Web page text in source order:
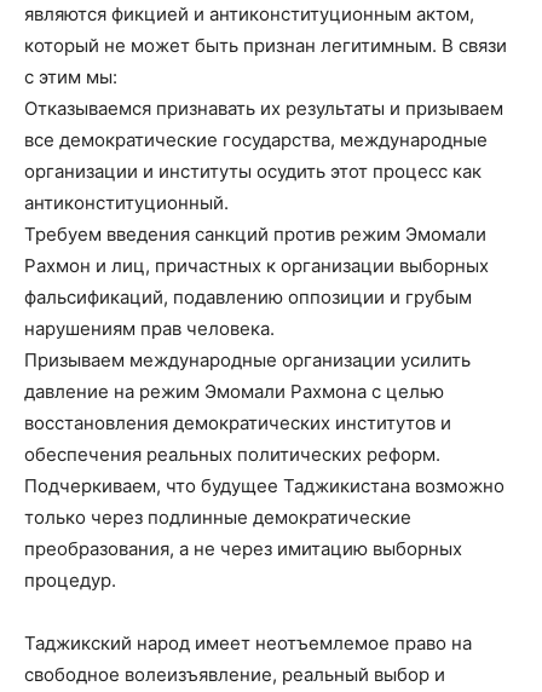
являются фикцией и антиконституционным актом,
который не может быть признан легитимным. В связи
с этим мы:
Отказываемся признавать их результаты и призываем
все демократические государства, международные
организации и институты осудить этот процесс как
антиконституционный.
Требуем введения санкций против режим Эмомали
Рахмон и лиц, причастных к организации выборных
фальсификаций, подавлению оппозиции и грубым
нарушениям прав человека.
Призываем международные организации усилить
давление на режим Эмомали Рахмона с целью
восстановления демократических институтов и
обеспечения реальных политических реформ.
Подчеркиваем, что будущее Таджикистана возможно
только через подлинные демократические
преобразования, а не через имитацию выборных
процедур.
Таджикский народ имеет неотъемлемое право на
свободное волеизъявление, реальный выбор и